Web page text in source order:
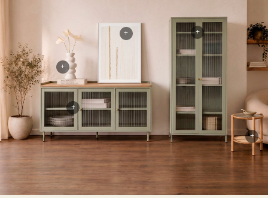
+
+
+
+
+